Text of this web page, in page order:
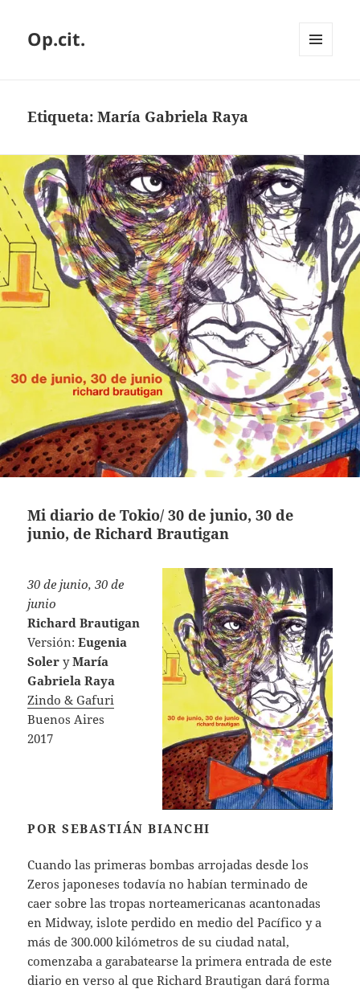
Op.cit.
Etiqueta:María Gabriela Raya
Mi diario de Tokio/ 30 de junio, 30 de
junio, de Richard Brautigan
30 de junio, 30 de
junio
Richard Brautigan
Versión:Eugenia
Soler yMaría
Gabriela Raya
Zindo & Gafuri
Buenos Aires
2017
POR SEBASTIÁN BIANCHI
Cuando las primeras bombas arrojadas desde los
Zeros japoneses todavía no habían terminado de
caer sobre las tropas norteamericanas acantonadas
en Midway, islote perdido en medio del Pacífico y a
más de 300.000 kilómetros de su ciudad natal,
comenzaba a garabatearse la primera entrada de este
diario en verso al que Richard Brautigan dará forma